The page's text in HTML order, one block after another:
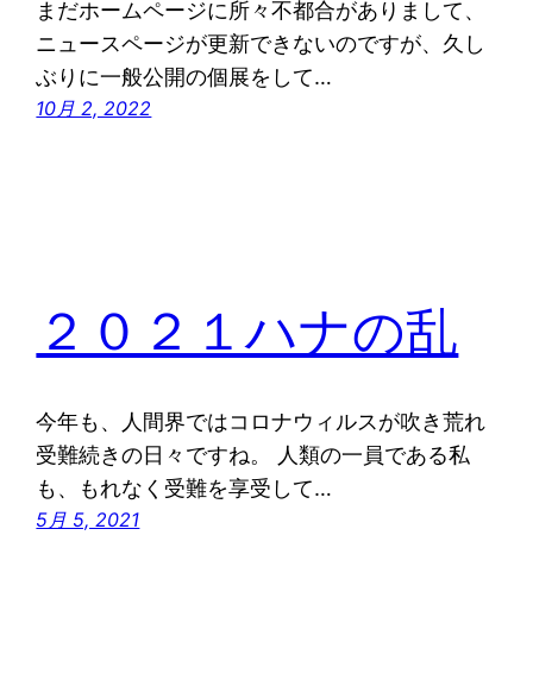
まだホームページに所々不都合がありまして、
ニュースページが更新できないのですが、久し
ぶりに一般公開の個展をして…
10月 2, 2022
２０２１ハナの乱
今年も、人間界ではコロナウィルスが吹き荒れ
受難続きの日々ですね。 人類の一員である私
も、もれなく受難を享受して…
5月 5, 2021